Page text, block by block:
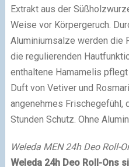
Extrakt aus der
Weise vor Körpergeruch.
Aluminiumsalze werden die
die regulierenden
enthaltene Hamamelis
Duft von Vetiver und
angenehmes Frischegefühl,
Stunden Schutz. Ohne
Weleda MEN 24h Deo Roll-
Weleda 24h Deo Roll-Ons